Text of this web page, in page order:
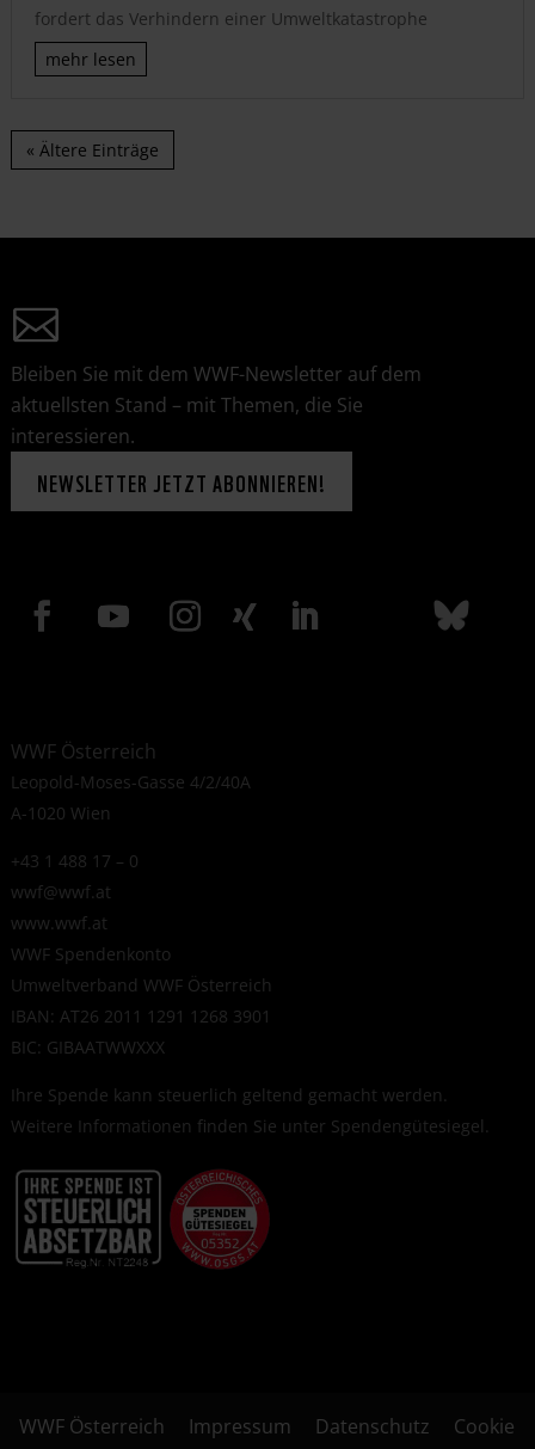
fordert das Verhindern einer Umweltkatastrophe
mehr lesen
« Ältere Einträge
Bleiben Sie mit dem WWF-Newsletter auf dem
aktuellsten Stand – mit Themen, die Sie
interessieren.
NEWSLETTER JETZT ABONNIEREN!
WWF Österreich
Leopold-Moses-Gasse 4/2/40A
A-1020 Wien
+43 1 488 17 – 0
wwf@wwf.at
www.wwf.at
WWF Spendenkonto
Umweltverband WWF Österreich
IBAN: AT26 2011 1291 1268 3901
BIC: GIBAATWWXXX
Ihre Spende kann steuerlich geltend gemacht werden.
Weitere Informationen finden Sie unter Spendengütesiegel
WWF Österreich Impressum Datenschutz
Cookie